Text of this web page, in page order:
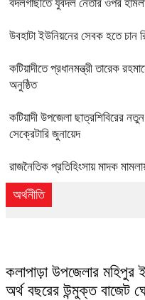
বদলগাছীতে যুবদল নেতার ওপর
উবহাটা ইউনিয়নের সেবক হতে চান
কটিয়াদীতে প্রধানমন্ত্রী তারেক
অনুষ্ঠিত
কটিয়াদী উপজেলা ছাত্রশিবিরের
সেক্রেটারি জুনায়েদ
রাজনৈতিক প্রতিহিংসায় মাদক
অর্থনীতি
কলাপাড়া উপজেলার
অর্থ বছরের উন্মুক্ত বাজেট